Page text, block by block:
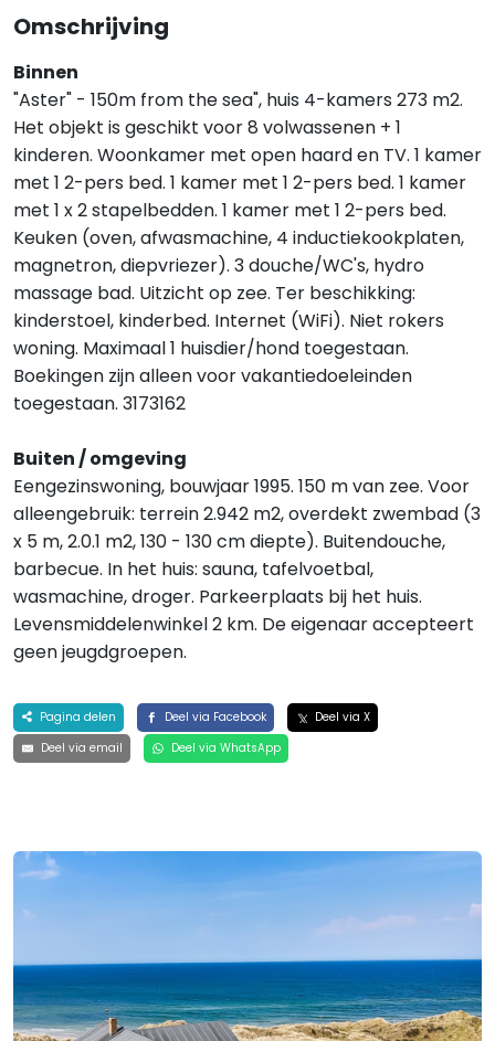
Omschrijving
Binnen
"Aster" - 150m from the sea", huis 4-kamers 273 m2.
Het objekt is geschikt voor 8 volwassenen + 1
kinderen. Woonkamer met open haard en TV. 1 kamer
met 1 2-pers bed. 1 kamer met 1 2-pers bed. 1 kamer
met 1 x 2 stapelbedden. 1 kamer met 1 2-pers bed.
Keuken (oven, afwasmachine, 4 inductiekookplaten,
magnetron, diepvriezer). 3 douche/WC's, hydro
massage bad. Uitzicht op zee. Ter beschikking:
kinderstoel, kinderbed. Internet (WiFi). Niet rokers
woning. Maximaal 1 huisdier/hond toegestaan.
Boekingen zijn alleen voor vakantiedoeleinden
toegestaan. 3173162
Buiten / omgeving
Eengezinswoning, bouwjaar 1995. 150 m van zee. Voor
alleengebruik: terrein 2.942 m2, overdekt zwembad (3
x 5 m, 2.0.1 m2, 130 - 130 cm diepte). Buitendouche,
barbecue. In het huis: sauna, tafelvoetbal,
wasmachine, droger. Parkeerplaats bij het huis.
Levensmiddelenwinkel 2 km. De eigenaar accepteert
geen jeugdgroepen.
Pagina delen Deel via Facebook
Deel via X
Deel via email
Deel via WhatsApp